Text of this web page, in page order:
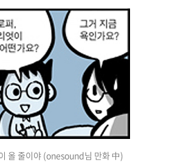
올 줄이야 (onesound님 만화 中)